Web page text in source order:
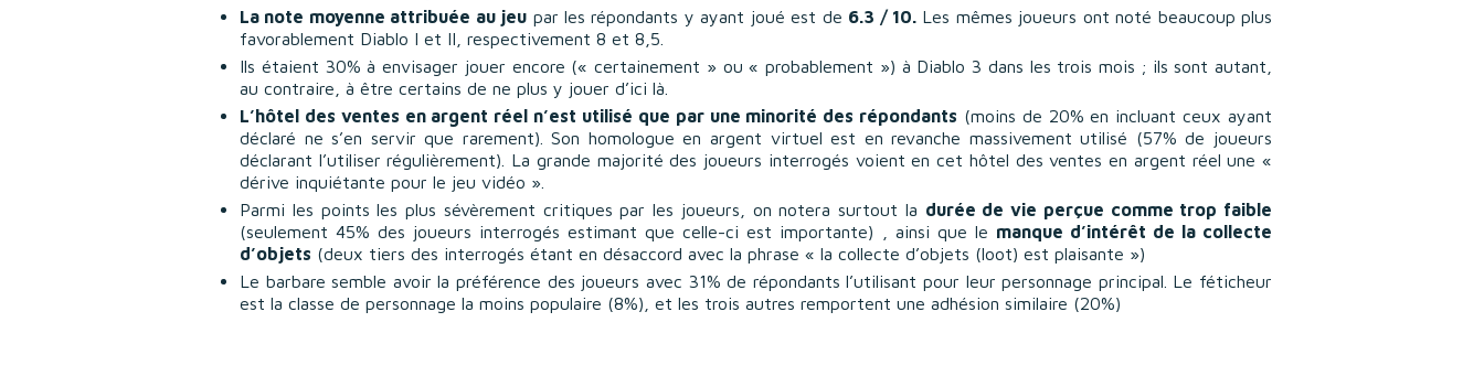
La note moyenne attribuée au jeu par les répondants y ayant joué est de 6.3 / 10.Les mêmes joueurs ont noté beaucoup plus
favorablement Diablo I et II, respectivement 8 et 8,5.
Ils étaient 30% à envisager jouer encore (« certainement » ou « probablement ») à Diablo 3 dans les trois mois ; ils sont autant,
au contraire, à être certains de ne plus y jouer d’ici là.
L’hôtel des ventes en argent réel n’est utilisé que par une minorité des répondants (moins de 20% en incluant ceux ayant
déclaré ne s’en servir que rarement). Son homologue en argent virtuel est en revanche massivement utilisé (57% de joueurs
déclarant l’utiliser régulièrement). La grande majorité des joueurs interrogés voient en cet hôtel des ventes en argent réel une «
dérive inquiétante pour le jeu vidéo ».
Parmi les points les plus sévèrement critiques par les joueurs, on notera surtout la durée de vie perçue comme trop faible
(seulement 45% des joueurs interrogés estimant que celle-ci est importante) , ainsi que le manque d’intérêt de la collecte
d’objets (deux tiers des interrogés étant en désaccord avec la phrase « la collecte d’objets (loot) est plaisante »)
Le barbare semble avoir la préférence des joueurs avec 31% de répondants l’utilisant pour leur personnage principal. Le féticheur
est la classe de personnage la moins populaire (8%), et les trois autres remportent une adhésion similaire (20%)